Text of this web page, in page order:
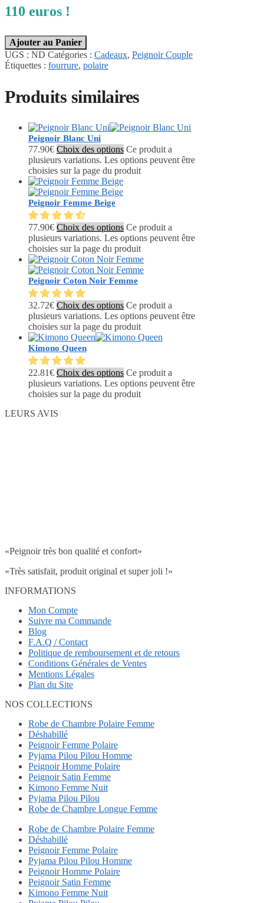
110 euros !
Ajouter au Panier
UGS : ND Catégories : Cadeaux, Peignoir Couple
Étiquettes : fourrure, polaire
Produits similaires
Peignoir Blanc Uni
77.90€ Choix des options Ce produit a
plusieurs variations. Les options peuvent être
choisies sur la page du produit
Peignoir Femme Beige
77.90€ Choix des options Ce produit a
plusieurs variations. Les options peuvent être
choisies sur la page du produit
Peignoir Coton Noir Femme
32.72€ Choix des options Ce produit a
plusieurs variations. Les options peuvent être
choisies sur la page du produit
Kimono Queen
22.81€ Choix des options Ce produit a
plusieurs variations. Les options peuvent être
choisies sur la page du produit
LEURS AVIS
«Peignoir très bon qualité et confort»
«Très satisfait, produit original et super joli !»
INFORMATIONS
Mon Compte
Suivre ma Commande
Blog
F.A.Q / Contact
Politique de remboursement et de retours
Conditions Générales de Ventes
Mentions Légales
Plan du Site
NOS COLLECTIONS
Robe de Chambre Polaire Femme
Déshabillé
Peignoir Femme Polaire
Pyjama Pilou Pilou Homme
Peignoir Homme Polaire
Peignoir Satin Femme
Kimono Femme Nuit
Pyjama Pilou Pilou
Robe de Chambre Longue Femme
Robe de Chambre Polaire Femme
Déshabillé
Peignoir Femme Polaire
Pyjama Pilou Pilou Homme
Peignoir Homme Polaire
Peignoir Satin Femme
Kimono Femme Nuit